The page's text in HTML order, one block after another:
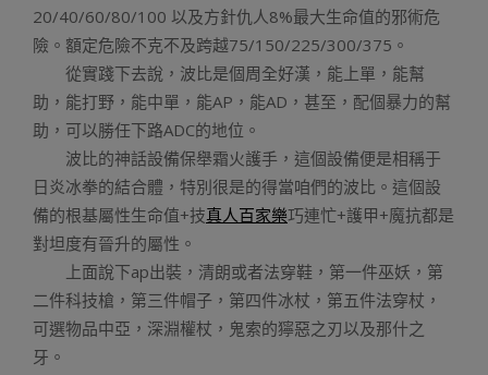
20/40/60/80/100 以及方針仇人8%最大生命值的邪術危
險。額定危險不克不及跨越75/150/225/300/375。
從實踐下去說，波比是個周全好漢，能上單，能幫
助，能打野，能中單，能AP，能AD，甚至，配個暴力的幫
助，可以勝任下路ADC的地位。
波比的神話設備保舉霜火護手，這個設備便是相稱于
日炎冰拳的結合體，特別很是的得當咱們的波比。這個設
備的根基屬性生命值+技真人百家樂巧連忙+護甲+魔抗都是
對坦度有晉升的屬性。
上面說下ap出裝，清朗或者法穿鞋，第一件巫妖，第
二件科技槍，第三件帽子，第四件冰杖，第五件法穿杖，
可選物品中亞，深淵權杖，鬼索的獰惡之刃以及那什之
牙。